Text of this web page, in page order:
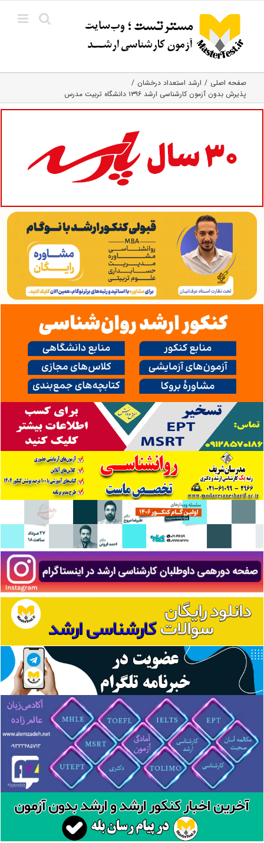
content
صفحه اصلی
ارشد استعداد درخشان
پذیرش بدون آزمون کارشناسی ارشد ۱۳۹۶ دانشگاه تربیت مدرس